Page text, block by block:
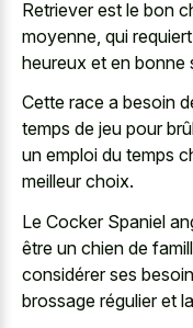
Retriever est le bon
moyenne, qui
heureux et en bonne
Cette race a besoin
temps de jeu pour
un emploi du temps
meilleur choix.
Le Cocker Spaniel
être un chien de
considérer ses
brossage régulier et